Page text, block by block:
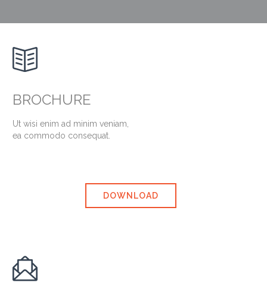

BROCHURE
Ut wisi enim ad minim veniam,
ea commodo consequat.
DOWNLOAD
